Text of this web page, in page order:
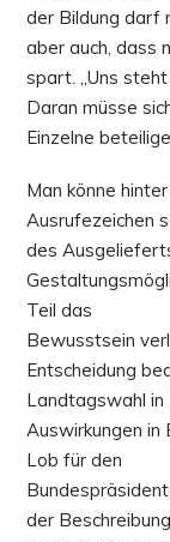
der Bildung darf
aber auch, dass
spart. „Uns
Daran müsse
Einzelne
Man könne
Ausrufezeichen
des
Teil das
Bewusstsein
Entscheidung
Landtagswahl
Auswirkungen in
Lob für den
der